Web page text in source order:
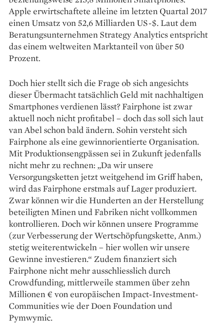
Apple erwirtschaftete alleine im letzten Quartal 2017
einen Umsatz von 52,6 Milliarden US-$. Laut dem
Beratungsunternehmen Strategy Analytics entspricht
das einem weltweiten Marktanteil von über 50
Prozent.
Doch hier stellt sich die Frage ob sich angesichts
dieser Übermacht tatsächlich Geld mit nachhaltigen
Smartphones verdienen lässt? Fairphone ist zwar
aktuell noch nicht profitabel – doch das soll sich laut
van Abel schon bald ändern. Sohin versteht sich
Fairphone als eine gewinnorientierte Organisation.
Mit Produktionsengpässen sei in Zukunft jedenfalls
nicht mehr zu rechnen: „Da wir unsere
Versorgungsketten jetzt weitgehend im Griff haben,
wird das Fairphone erstmals auf Lager produziert.
Zwar können wir die Hunderten an der Herstellung
beteiligten Minen und Fabriken nicht vollkommen
kontrollieren. Doch wir können unsere Programme
(zur Verbesserung der Wertschöpfungskette, Anm.)
stetig weiterentwickeln – hier wollen wir unsere
Gewinne investieren.“ Zudem finanziert sich
Fairphone nicht mehr ausschliesslich durch
Crowdfunding, mittlerweile stammen über zehn
Millionen € von europäischen Impact-Investment-
Communities wie der Doen Foundation und
Pymwymic.